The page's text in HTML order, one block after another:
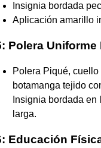
Insignia bordada
Aplicación amarillo
Polera Uniforme
Polera Piqué,
botamanga tejido
Insignia bordada
larga.
Educación